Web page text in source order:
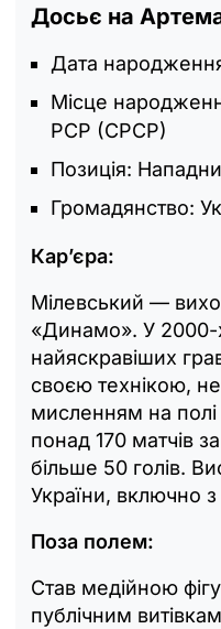
Досьє на
Дата
Місце
РСР (СРСР)
Позиція:
Громадянство:
Кар’єра:
Мілевський —
«Динамо». У 2000-
найяскравіших
своєю технікою,
мисленням на
понад 170 матчів
більше 50 голів.
України, включно
Поза полем:
Став медійною
публічним